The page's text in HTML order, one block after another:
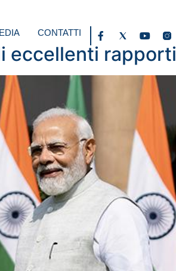
CONTATTI
eccellenti rapporti